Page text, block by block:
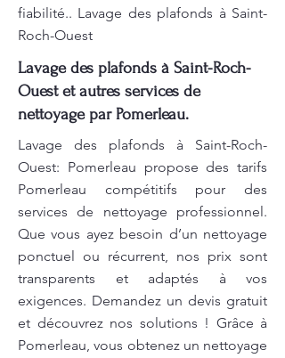
fiabilité.. Lavage des plafonds à Saint-
Roch-Ouest
Lavage des plafonds à Saint-Roch-
Ouest et autres services de
nettoyage par Pomerleau.
Lavage des plafonds à Saint-Roch-
Ouest: Pomerleau propose des tarifs
Pomerleau compétitifs pour des
services de nettoyage professionnel.
Que vous ayez besoin d’un nettoyage
ponctuel ou récurrent, nos prix sont
transparents et adaptés à vos
exigences. Demandez un devis gratuit
et découvrez nos solutions ! Grâce à
Pomerleau, vous obtenez un nettoyage